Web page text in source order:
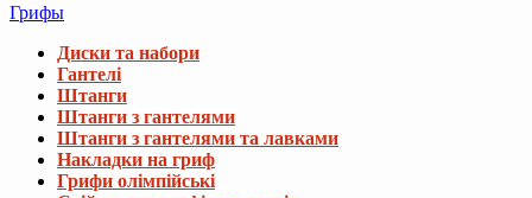
Грифы
Диски та набори
Гантелі
Штанги
Штанги з гантелями
Штанги з гантелями та лавками
Накладки на гриф
Грифи олімпійські